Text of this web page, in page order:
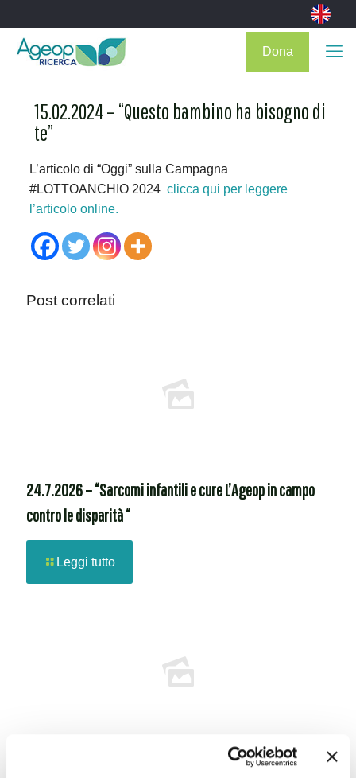
Dona
15.02.2024 – “Questo bambino ha bisogno di
te”
L’articolo di “Oggi” sulla Campagna
#LOTTOANCHIO 2024 clicca qui per leggere
l’articolo online.
Post correlati
24.7.2026 – “Sarcomi infantili e cure L’Ageop in campo
contro le disparità “
Leggi tutto
22.6.2026 – “Morto Andrea ‘Floppy’ Filippini, l’infermiere